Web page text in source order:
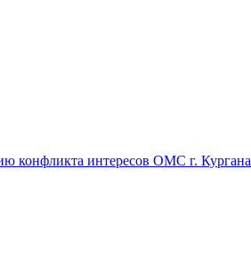
конфликта интересов ОМС г. Кургана